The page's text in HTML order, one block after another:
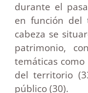
durante el
en función del
cabeza se
patrimonio,
temáticas
del territorio
público (30).